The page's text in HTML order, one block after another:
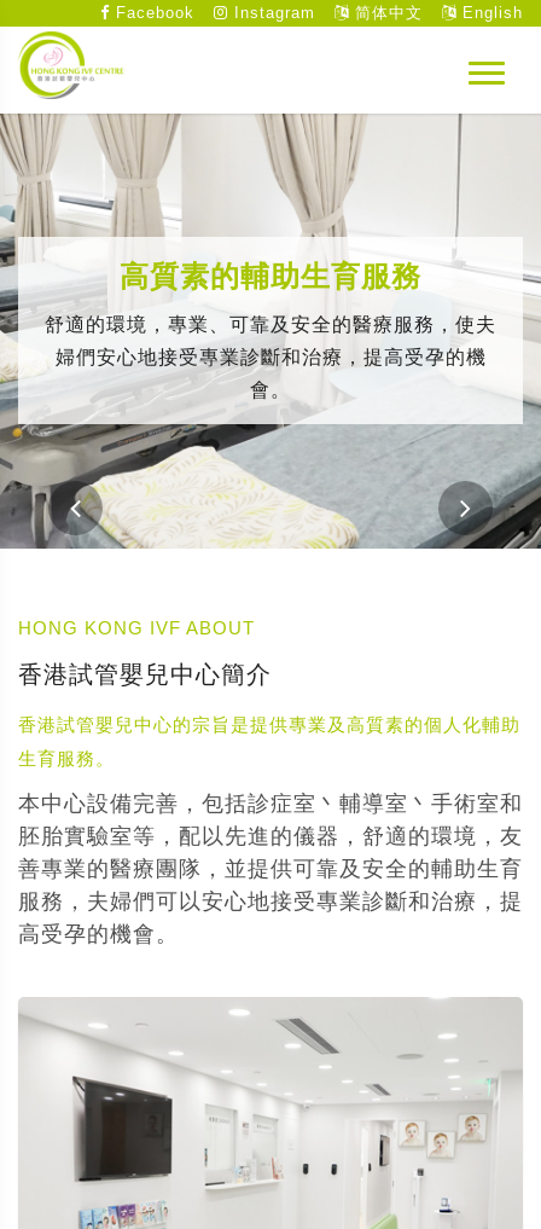
Facebook Instagram 简体中文 English
高質素的輔助生育服務
舒適的環境，專業、可靠及安全的醫療服務，使夫
婦們安心地接受專業診斷和治療，提高受孕的機
會。
HONG KONG IVF ABOUT
香港試管嬰兒中心簡介
香港試管嬰兒中心的宗旨是提供專業及高質素的個人化輔助
生育服務。
本中心設備完善，包括診症室丶輔導室丶手術室和
胚胎實驗室等，配以先進的儀器，舒適的環境，友
善專業的醫療團隊，並提供可靠及安全的輔助生育
服務，夫婦們可以安心地接受專業診斷和治療，提
高受孕的機會。